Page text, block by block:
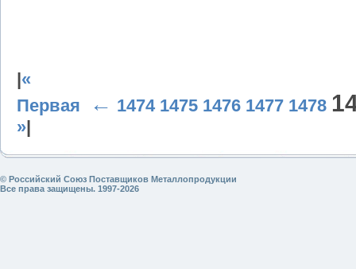
«
Первая
← 1474 1475 1476 1477 1478
»
© Российский Союз Поставщиков Металлопродукции
Все права защищены. 1997-2026